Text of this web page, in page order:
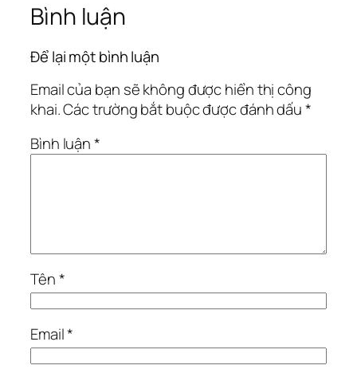
Bình luận
Để lại một bình luận
Email của bạn sẽ không được hiển thị công
khai.Các trường bắt buộc được đánh dấu*
Bình luận*
Tên*
Email*